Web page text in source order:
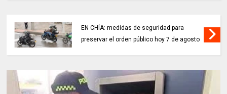
EN CHÍA: medidas de seguridad para
preservar el orden público hoy 7 de agosto